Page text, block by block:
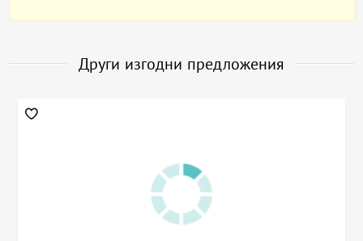
Други изгодни предложения